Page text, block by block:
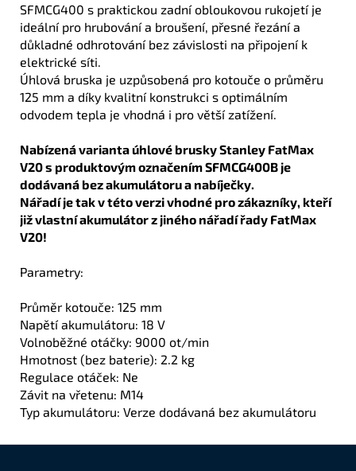
SFMCG400 s praktickou zadní obloukovou rukojetí je
ideální pro hrubování a broušení, přesné řezání a
důkladné odhrotování bez závislosti na připojení k
elektrické síti.
Úhlová bruska je uzpůsobená pro kotouče o průměru
125 mm a díky kvalitní konstrukci s optimálním
odvodem tepla je vhodná i pro větší zatížení.
Nabízená varianta úhlové brusky Stanley FatMax
V20 s produktovým označením SFMCG400B je
dodávaná bez akumulátoru a nabíječky.
Nářadí je tak v této verzi vhodné pro zákazníky, kteří
již vlastní akumulátor z jiného nářadí řady FatMax
V20!
Parametry:
Průměr kotouče: 125 mm
Napětí akumulátoru: 18 V
Volnoběžné otáčky: 9000 ot/min
Hmotnost (bez baterie): 2.2 kg
Regulace otáček: Ne
Závit na vřetenu: M14
Typ akumulátoru: Verze dodávaná bez akumulátoru